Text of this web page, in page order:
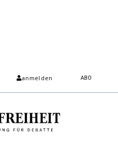
anmelden ABO